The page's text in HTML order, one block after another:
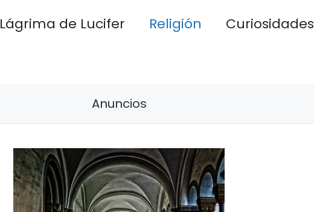
Lágrima de Lucifer Religión Curiosidades
Anuncios